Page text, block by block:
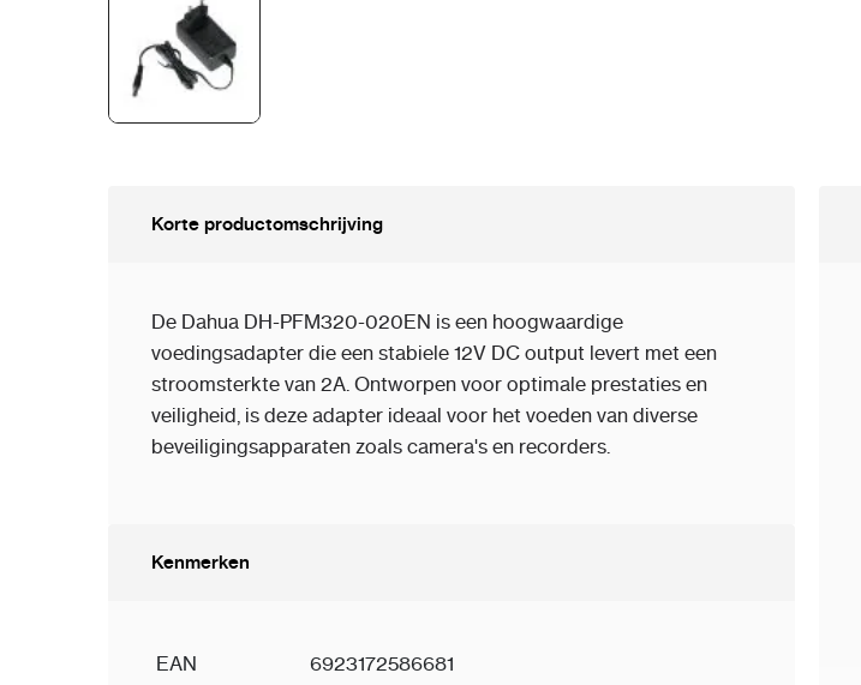
Korte productomschrijving
De Dahua DH-PFM320-020EN is een hoogwaardige
voedingsadapter die een stabiele 12V DC output levert met een
stroomsterkte van 2A. Ontworpen voor optimale prestaties en
veiligheid, is deze adapter ideaal voor het voeden van diverse
beveiligingsapparaten zoals camera's en recorders.
Kenmerken
EAN
6923172586681